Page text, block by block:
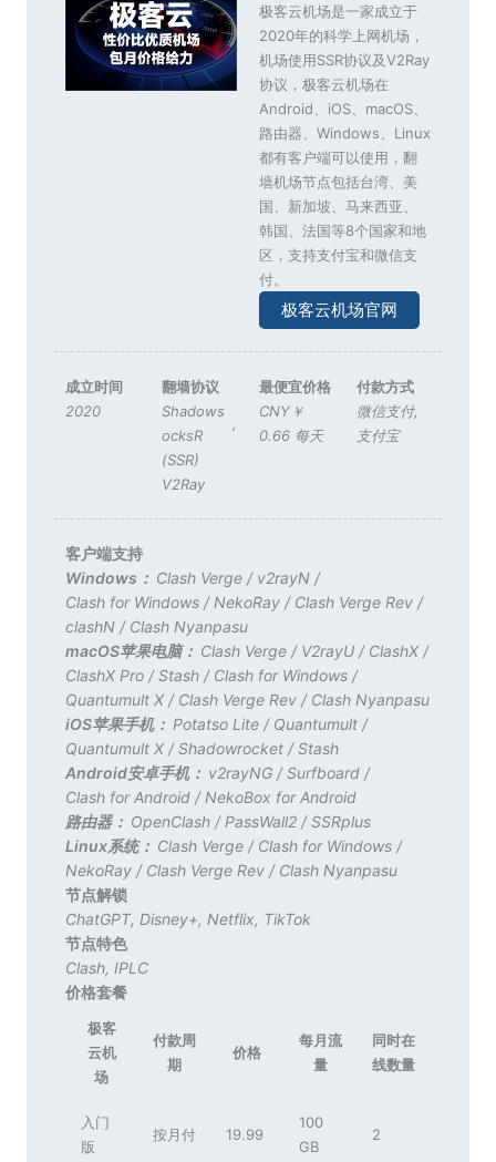
极客云机场是一家成立于
2020年的科学上网机场，
机场使用SSR协议及V2Ray
协议，极客云机场在
Android、iOS、macOS、
路由器、Windows、Linux
都有客户端可以使用，翻
墙机场节点包括台湾、美
国、新加坡、马来西亚、
韩国、法国等8个国家和地
区，支持支付宝和微信支
付。
极客云机场官网
成立时间
2020
翻墙协议
Shadows
ocksR
(SSR)
,
V2Ray
最便宜价格
CNY￥
0.66 每天
付款方式
微信支付,
支付宝
客户端支持
Windows： Clash Verge/ v2rayN/
Clash for Windows/ NekoRay/ Clash Verge Rev/
clashN/ Clash Nyanpasu
macOS苹果电脑： Clash Verge/ V2rayU/ ClashX/
ClashX Pro/Stash/ Clash for Windows/
Quantumult X/ Clash Verge Rev/ Clash Nyanpasu
iOS苹果手机： Potatso Lite/ Quantumult/
Quantumult X/Shadowrocket/Stash
Android安卓手机： v2rayNG/Surfboard/
Clash for Android/ NekoBox for Android
路由器： OpenClash/ PassWall2/SSRplus
Linux系统： Clash Verge/ Clash for Windows/
NekoRay/ Clash Verge Rev/ Clash Nyanpasu
节点解锁
ChatGPT, Disney+, Netflix, TikTok
节点特色
Clash, IPLC
价格套餐
极客
云机
场
付款周
期
价格
每月流
量
同时在
线数量
入门
版
按月付 19.99
100
GB
2